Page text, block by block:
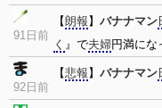
91日前
【朗報 】 バナナマン
く 』で夫婦円満にな
92日前
【悲報 】 バナナマン